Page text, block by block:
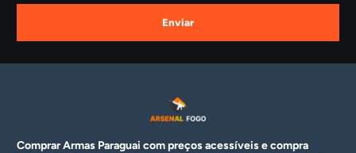
Enviar
Comprar Armas Paraguai com preços acessíveis e compra